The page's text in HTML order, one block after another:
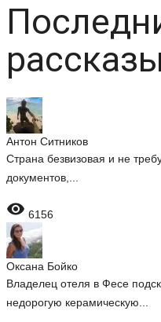
рассказы
Антон Ситников
Страна безвизовая и не
документов,...
 6156
Оксана Бойко
Владелец отеля в Фесе
недорогую керамическую...